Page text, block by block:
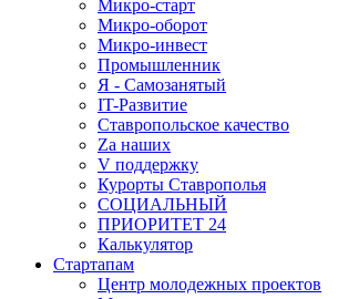
Микро-старт
Микро-оборот
Микро-инвест
Промышленник
Я - Самозанятый
IT-Развитие
Ставропольское качество
Za наших
V поддержку
Курорты Ставрополья
СОЦИАЛЬНЫЙ
ПРИОРИТЕТ 24
Калькулятор
Стартапам
Центр молодежных проектов